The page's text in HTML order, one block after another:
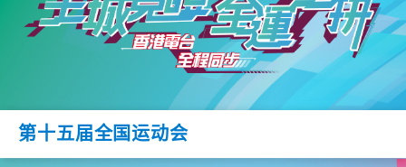
第十五届全国运动会